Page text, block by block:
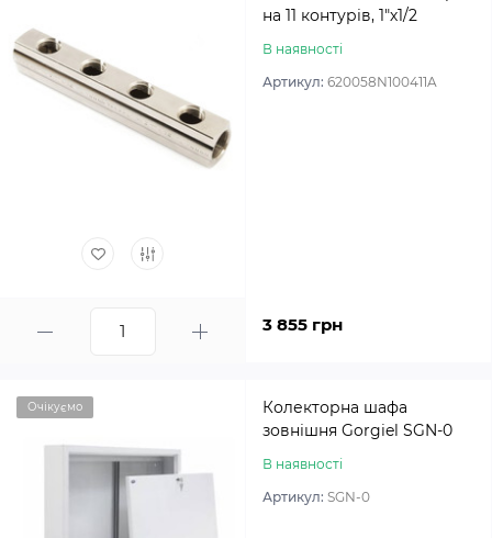
на 11 контурів, 1″х1/2
В наявності
Артикул: 620058N100411A
3 855 грн
Очікуємо
Колекторна шафа
зовнішня Gorgiel SGN-0
В наявності
Артикул: SGN-0